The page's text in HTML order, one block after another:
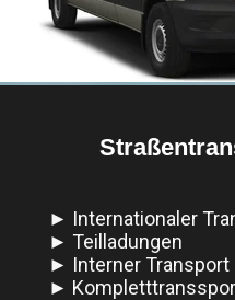
► Internationaler
► Teilladungen
► Interner Transport
►